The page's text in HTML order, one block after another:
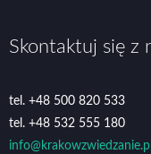
Skontaktuj się z
tel. +48 500 820 533
tel. +48 532 555 180
info@krakowzwiedzanie.pl